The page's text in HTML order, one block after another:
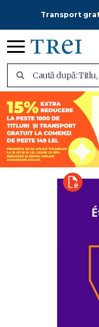
Transport